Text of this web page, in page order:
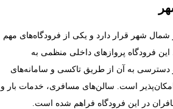
شمال شهر قرار دارد و یکی از فرودگاه‌های مهم
فرودگاه پروازهای داخلی منظمی به
دسترسی به آن از طریق تاکسی و سامانه‌های
است. سالن‌های مسافری، خدمات بار و
در این فرودگاه فراهم شده است.